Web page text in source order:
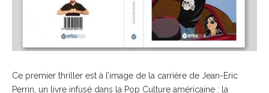
Ce premier thriller est à l’image de la carrière de Jean-Eric
Perrin, un livre infusé dans la Pop Culture américaine : la